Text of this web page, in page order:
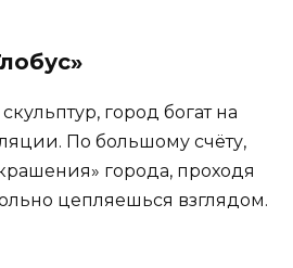
город богат на
По большому счёту,
города, проходя
цепляешься взглядом.